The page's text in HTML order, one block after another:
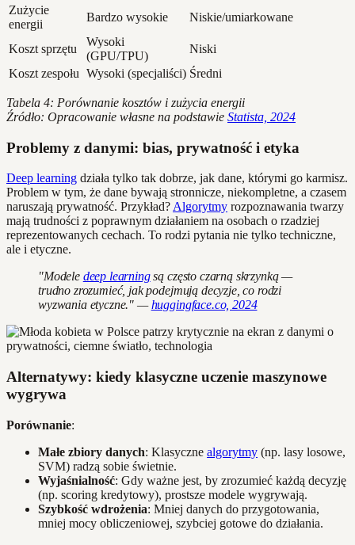
Zużycie
energii
Bardzo wysokie Niskie/umiarkowane
Koszt sprzętu
Wysoki
(GPU/TPU)
Niski
Koszt zespołu Wysoki (specjaliści) Średni
Tabela 4: Porównanie kosztów i zużycia energii
Źródło: Opracowanie własne na podstawie Statista, 2024
Problemy z danymi: bias, prywatność i etyka
Deep learning działa tylko tak dobrze, jak dane, którymi go karmisz.
Problem w tym, że dane bywają stronnicze, niekompletne, a czasem
naruszają prywatność. Przykład?Algorytmy rozpoznawania twarzy
mają trudności z poprawnym działaniem na osobach o rzadziej
reprezentowanych cechach. To rodzi pytania nie tylko techniczne,
ale i etyczne.
"Modele deep learningsą często czarną skrzynką —
trudno zrozumieć, jak podejmują decyzje, co rodzi
wyzwania etyczne." —huggingface.co, 2024
Alternatywy: kiedy klasyczne uczenie maszynowe
wygrywa
Porównanie:
Małe zbiory danych: Klasyczne algorytmy (np. lasy losowe,
SVM) radzą sobie świetnie.
Wyjaśnialność: Gdy ważne jest, by zrozumieć każdą decyzję
(np. scoring kredytowy), prostsze modele wygrywają.
Szybkość wdrożenia: Mniej danych do przygotowania,
mniej mocy obliczeniowej, szybciej gotowe do działania.